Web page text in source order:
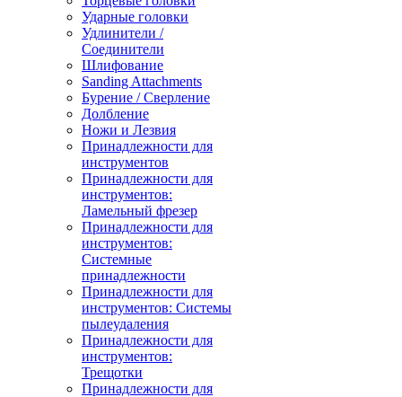
Ударные головки
Удлинители /
Соединители
Шлифование
Sanding Attachments
Бурение / Сверление
Долбление
Ножи и Лезвия
Принадлежности для
инструментов
Принадлежности для
инструментов:
Ламельный фрезер
Принадлежности для
инструментов:
Системные
принадлежности
Принадлежности для
инструментов: Системы
пылеудаления
Принадлежности для
инструментов:
Трещотки
Принадлежности для